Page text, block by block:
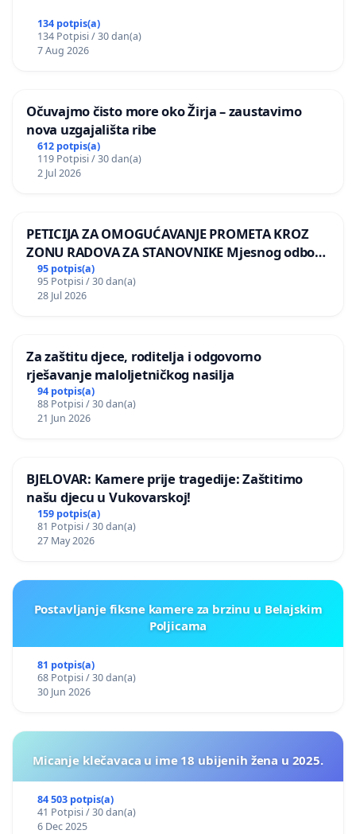
134 potpis(a)
134 Potpisi / 30 dan(a)
7 Aug 2026
Očuvajmo čisto more oko Žirja – zaustavimo
nova uzgajališta ribe
612 potpis(a)
119 Potpisi / 30 dan(a)
2 Jul 2026
PETICIJA ZA OMOGUĆAVANJE PROMETA KROZ
ZONU RADOVA ZA STANOVNIKE Mjesnog odbora
Kamensko i Lemić Brdo
95 potpis(a)
95 Potpisi / 30 dan(a)
28 Jul 2026
Za zaštitu djece, roditelja i odgovorno
rješavanje maloljetničkog nasilja
94 potpis(a)
88 Potpisi / 30 dan(a)
21 Jun 2026
BJELOVAR: Kamere prije tragedije: Zaštitimo
našu djecu u Vukovarskoj!
159 potpis(a)
81 Potpisi / 30 dan(a)
27 May 2026
Postavljanje fiksne kamere za brzinu u Belajskim
Poljicama
81 potpis(a)
68 Potpisi / 30 dan(a)
30 Jun 2026
Micanje klečavaca u ime 18 ubijenih žena u 2025.
84 503 potpis(a)
41 Potpisi / 30 dan(a)
6 Dec 2025